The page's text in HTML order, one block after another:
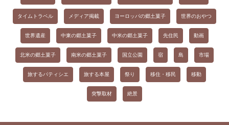
タイムトラベル メディア掲載 ヨーロッパの郷土菓子 世界のおやつ
世界遺産 中東の郷土菓子 中米の郷土菓子 先住民 動画
北米の郷土菓子 南米の郷土菓子 国立公園 宿 島 市場
旅するパティシエ 旅する本屋 祭り 移住・移民 移動
突撃取材 絶景